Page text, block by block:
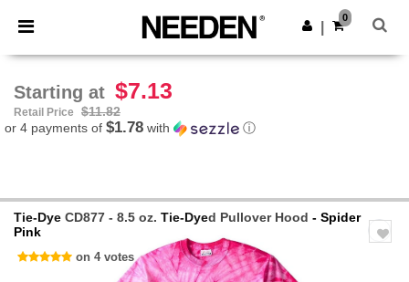
× Needen App
Better prices on app!
Get the app
0
Starting at $7.13
Retail Price
$11.82
or 4 payments of $1.78 with ⓘ
Tie-Dye CD877 - 8.5 oz. Tie-Dyed Pullover Hood - Spider
Pink
on 4 votes